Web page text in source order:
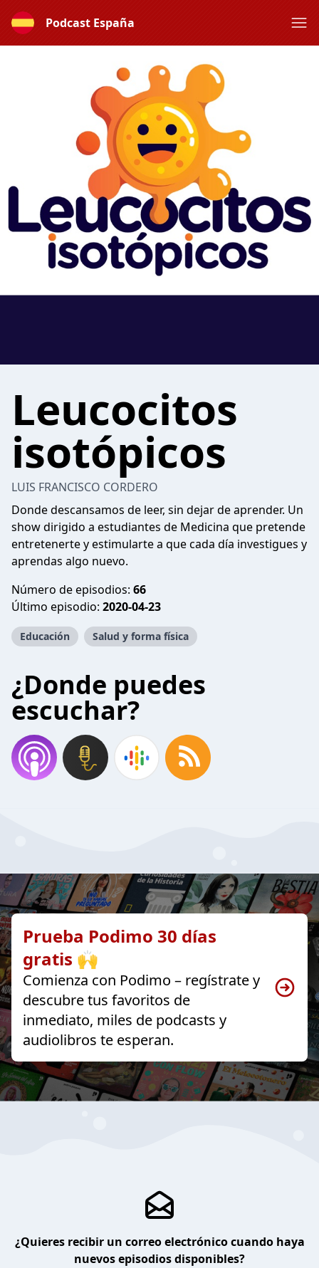
Podcast España
Leucocitos
isotópicos
LUIS FRANCISCO CORDERO
Donde descansamos de leer, sin dejar de aprender. Un
show dirigido a estudiantes de Medicina que pretende
entretenerte y estimularte a que cada día investigues y
aprendas algo nuevo.
Número de episodios: 66
Último episodio: 2020-04-23
Educación Salud y forma física
¿Donde puedes
escuchar?
Prueba Podimo 30 días
gratis 🙌
Comienza con Podimo – regístrate y
descubre tus favoritos de
inmediato, miles de podcasts y
audiolibros te esperan.
¿Quieres recibir un correo electrónico cuando haya
nuevos episodios disponibles?